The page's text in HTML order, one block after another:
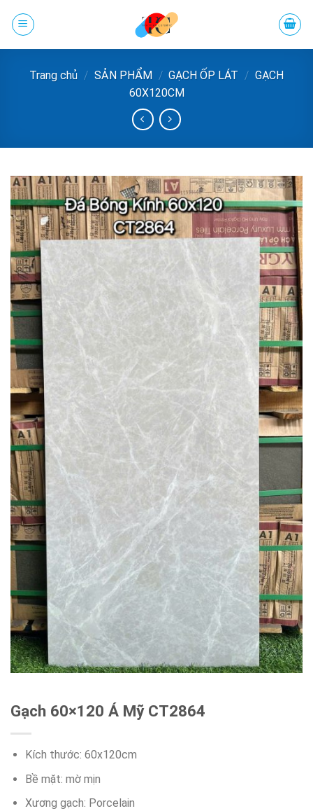
đến
Trang chủ / SẢN PHẨM / GẠCH ỐP LÁT / GẠCH
60X120CM
Gạch 60×120 Á Mỹ CT2864
Kích thước: 60x120cm
Bề mặt: mờ mịn
Xương gạch: Porcelain